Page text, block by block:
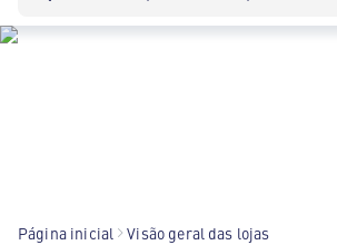
Página inicial Visão geral das lojas